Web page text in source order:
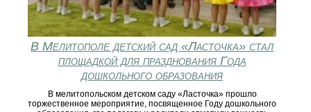
В Мелитополе детский сад «Ласточка» стал
площадкой для празднования Года
дошкольного образования
В мелитопольском детском саду «Ласточка» прошло
торжественное мероприятие, посвященное Году дошкольного